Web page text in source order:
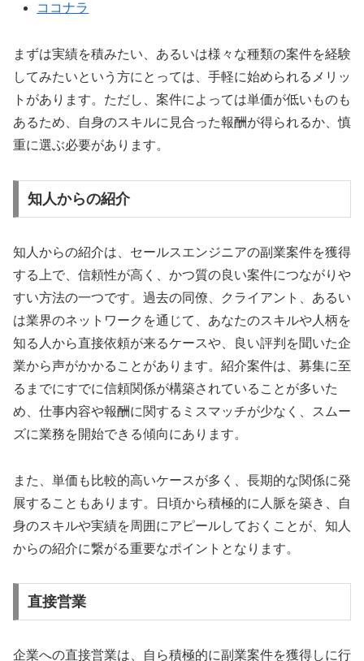
ココナラ
まずは実績を積みたい、あるいは様々な種類の案件を経験
してみたいという方にとっては、手軽に始められるメリッ
トがあります。ただし、案件によっては単価が低いものも
あるため、自身のスキルに見合った報酬が得られるか、慎
重に選ぶ必要があります。
知人からの紹介
知人からの紹介は、セールスエンジニアの副業案件を獲得
する上で、信頼性が高く、かつ質の良い案件につながりや
すい方法の一つです。過去の同僚、クライアント、あるい
は業界のネットワークを通じて、あなたのスキルや人柄を
知る人から直接依頼が来るケースや、良い評判を聞いた企
業から声がかかることがあります。紹介案件は、募集に至
るまでにすでに信頼関係が構築されていることが多いた
め、仕事内容や報酬に関するミスマッチが少なく、スムー
ズに業務を開始できる傾向にあります。
また、単価も比較的高いケースが多く、長期的な関係に発
展することもあります。日頃から積極的に人脈を築き、自
身のスキルや実績を周囲にアピールしておくことが、知人
からの紹介に繋がる重要なポイントとなります。
直接営業
企業への直接営業は、自ら積極的に副業案件を獲得しに行